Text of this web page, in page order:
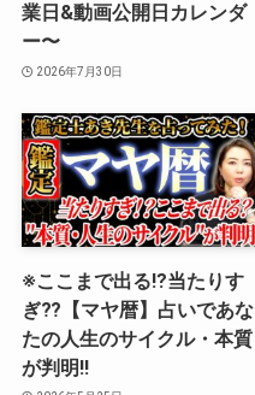
業日&動画公開日カレンダ
ー〜
2026年7月30日
※ここまで出る⁉︎当たりす
ぎ⁇【マヤ暦】占いであな
たの人生のサイクル・本質
が判明‼️